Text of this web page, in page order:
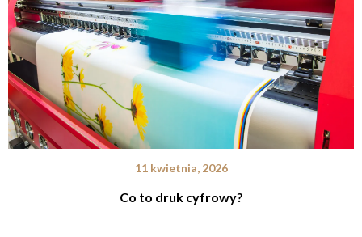
11 kwietnia, 2026
Co to druk cyfrowy?